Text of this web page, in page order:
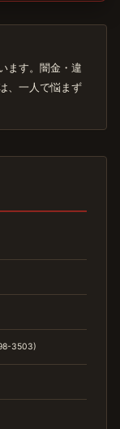
ます。闇金・違
、一人で悩まず
3503)